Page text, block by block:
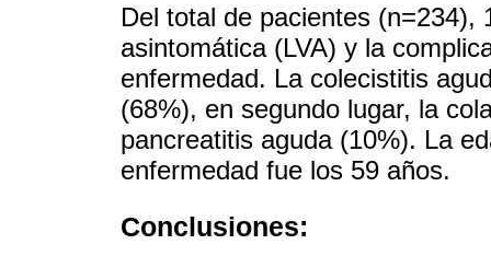
Del total de pacientes
asintomática (LVA) y la
enfermedad. La colecistitis
(68%), en segundo lugar, la
pancreatitis aguda (10%). La
enfermedad fue los 59 años.
Conclusiones: